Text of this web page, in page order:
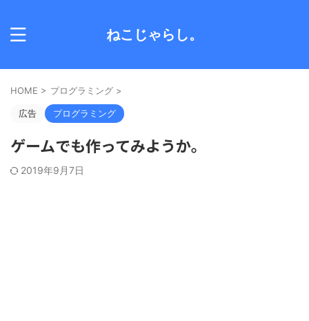
ねこじゃらし。
HOME > プログラミング >
広告 プログラミング
ゲームでも作ってみようか。
2019年9月7日